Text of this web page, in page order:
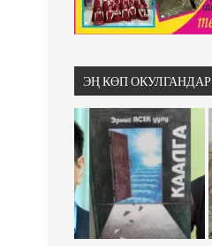
ЭҢ КӨП ОКУЛГАНДАР